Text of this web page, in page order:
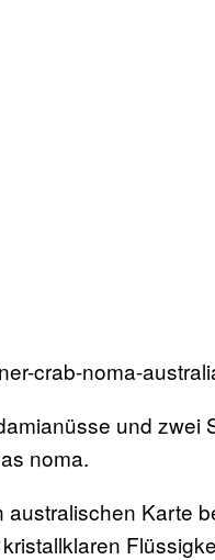
und zwei
noma.
Karte